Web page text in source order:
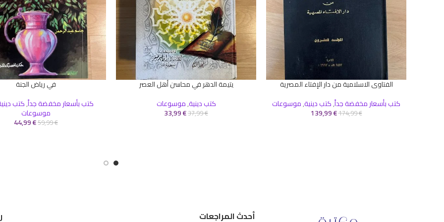
إضافة إلى السلة
الفتاوى الاسلامية من دار الإفتاء المصرية
كتب بأسعار مخفضة جداً,كتب دينية,موسوعات
174,99€
139,99€
إضافة إلى السلة
يتيمة الدهر في محاسن أهل العصر
كتب دينية,موسوعات
37,99€
33,99€
في رياض الجنة
كتب بأسعار مخفضة جداً,كتب
موسوعات
59,99€
44,99€
أحدث المراجعات